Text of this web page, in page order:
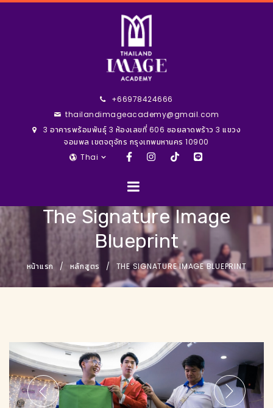
+66978424666
thailandimageacademy@gmail.com
3 อาคารพร้อมพันธุ์ 3 ห้องเลขที่ 606 ซอยลาดพร้าว 3 แขวง
จอมพล เขตจตุจักร กรุงเทพมหานคร 10900
Thai
The Signature Image
Blueprint
หน้าแรก หลักสูตร THE SIGNATURE IMAGE BLUEPRINT